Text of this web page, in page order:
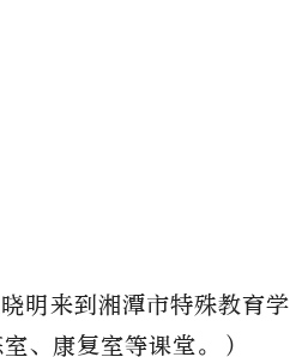
明来到湘潭市特殊教育学
、康复室等课堂。）